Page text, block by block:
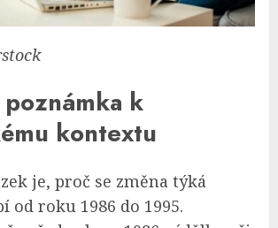
k
kontextu
je, proč se změna týká
od roku 1986 do 1995.